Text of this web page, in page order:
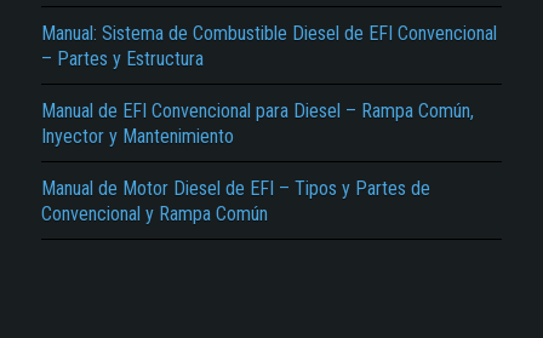
Manual: Sistema de Combustible Diesel de EFI Convencional
– Partes y Estructura
Manual de EFI Convencional para Diesel – Rampa Común,
Inyector y Mantenimiento
Manual de Motor Diesel de EFI – Tipos y Partes de
Convencional y Rampa Común
Texto o Imagen de portada son erróneos.
Reportar otro tipo de error...